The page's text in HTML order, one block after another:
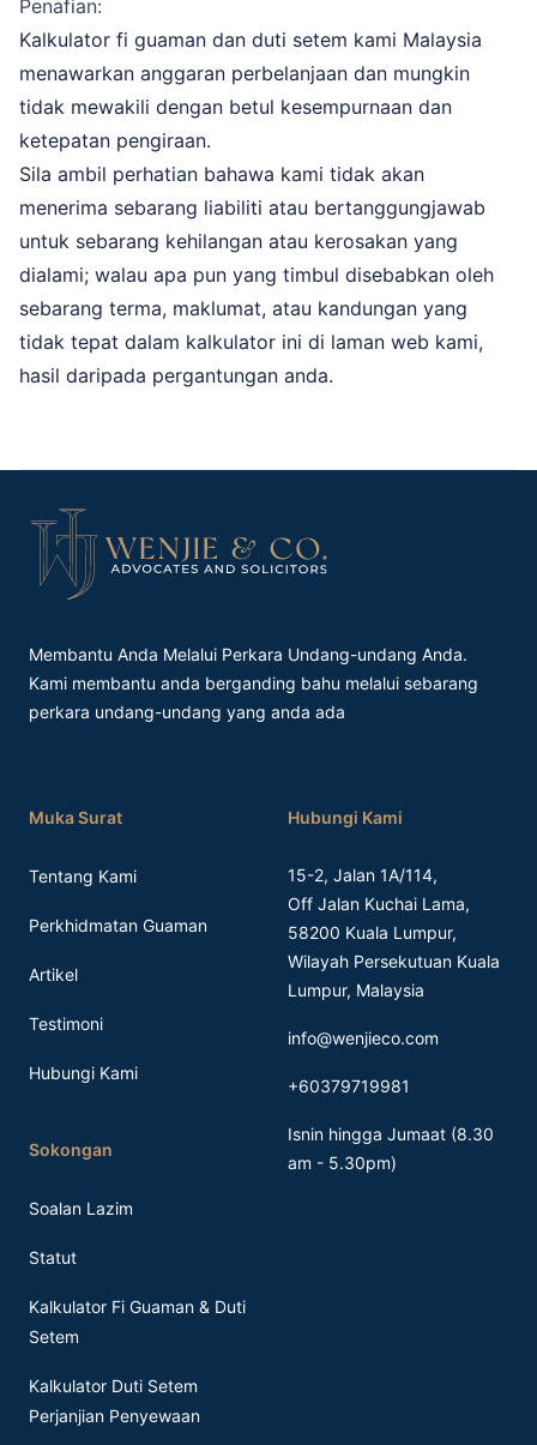
Penafian:
Kalkulator fi guaman dan duti setem kami Malaysia
menawarkan anggaran perbelanjaan dan mungkin
tidak mewakili dengan betul kesempurnaan dan
ketepatan pengiraan.
Sila ambil perhatian bahawa kami tidak akan
menerima sebarang liabiliti atau bertanggungjawab
untuk sebarang kehilangan atau kerosakan yang
dialami; walau apa pun yang timbul disebabkan oleh
sebarang terma, maklumat, atau kandungan yang
tidak tepat dalam kalkulator ini di laman web kami,
hasil daripada pergantungan anda.
Membantu Anda Melalui Perkara Undang-undang Anda.
Kami membantu anda berganding bahu melalui sebarang
perkara undang-undang yang anda ada
Muka Surat
Tentang Kami
Perkhidmatan Guaman
Artikel
Testimoni
Hubungi Kami
Sokongan
Soalan Lazim
Statut
Kalkulator Fi Guaman & Duti
Setem
Kalkulator Duti Setem
Perjanjian Penyewaan
Hubungi Kami
15-2, Jalan 1A/114,
Off Jalan Kuchai Lama,
58200 Kuala Lumpur,
Wilayah Persekutuan Kuala
Lumpur, Malaysia
info@wenjieco.com
+60379719981
Isnin hingga Jumaat (8.30
am - 5.30pm)